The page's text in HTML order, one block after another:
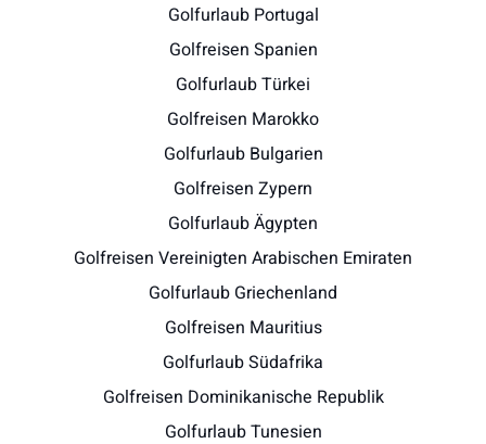
Golfurlaub Portugal
Golfreisen Spanien
Golfurlaub Türkei
Golfreisen Marokko
Golfurlaub Bulgarien
Golfreisen Zypern
Golfurlaub Ägypten
Golfreisen Vereinigten Arabischen Emiraten
Golfurlaub Griechenland
Golfreisen Mauritius
Golfurlaub Südafrika
Golfreisen Dominikanische Republik
Golfurlaub Tunesien